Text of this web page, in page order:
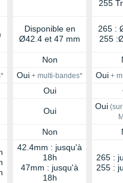
255
Disponible en
Ø42.4 et 47 mm
265 :
255
Non
Oui + multi-bandes* Oui +
Oui
Oui Oui(sur
Non
42.4mm : jusqu'à
18h
47mm : jusqu'à
18h
265 :
255 :